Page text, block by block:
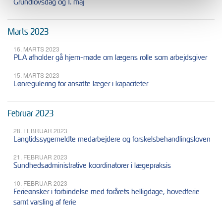
Marts 2023
16. MARTS 2023
PLA afholder gå hjem-møde om lægens rolle som arbejdsgiver
15. MARTS 2023
Lønregulering for ansatte læger i kapaciteter
Februar 2023
28. FEBRUAR 2023
Langtidssygemeldte medarbejdere og forskelsbehandlingsloven
21. FEBRUAR 2023
Sundhedsadministrative koordinatorer i lægepraksis
10. FEBRUAR 2023
Ferieønsker i forbindelse med forårets helligdage, hovedferie
samt varsling af ferie